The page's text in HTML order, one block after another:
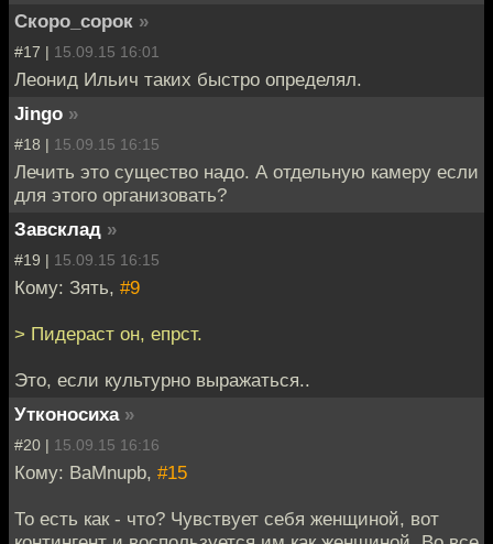
Скоро_сорок »
#17 | 15.09.15 16:01
Леонид Ильич таких быстро определял.
Jingo »
#18 | 15.09.15 16:15
Лечить это существо надо. А отдельную камеру если
для этого организовать?
Завсклад »
#19 | 15.09.15 16:15
Кому: Зять, #9
> Пидераст он, епрст.
Это, если культурно выражаться..
Утконосиха »
#20 | 15.09.15 16:16
Кому: BaMnupb, #15
То есть как - что? Чувствует себя женщиной, вот